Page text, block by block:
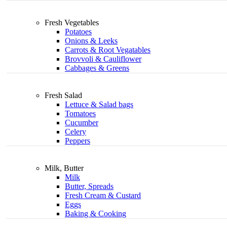
Fresh Vegetables
Potatoes
Onions & Leeks
Carrots & Root Vegatables
Brovvoli & Cauliflower
Cabbages & Greens
Fresh Salad
Lettuce & Salad bags
Tomatoes
Cucumber
Celery
Peppers
Milk, Butter
Milk
Butter, Spreads
Fresh Cream & Custard
Eggs
Baking & Cooking